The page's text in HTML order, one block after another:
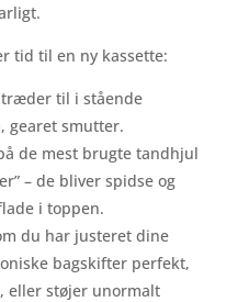
tid til en ny kassette:
til i stående
gearet smutter.
de mest brugte tandhjul
– de bliver spidse og
i toppen.
du har justeret dine
bagskifter perfekt,
eller støjer unormalt